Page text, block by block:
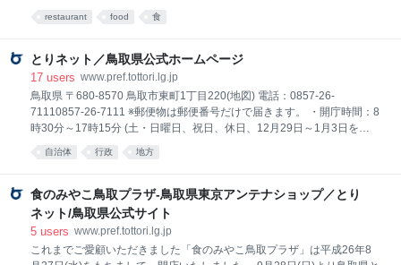
規則で定めるものの描写の
スされようとしたページは、変更、削除、掲示期間終了などの理由によ
り表示できませんでした。 お手数ですが、以下の方法によりご対応をお
いかご確認ください。 「ホームへもどる」からトップページを表示し、
検索ボックスから検索をお願いします。 リンクをクリックしてこのペー
ジに到達された場合は、リンクが切れていますので、リンク元のアドレ
ス（本エラーページのアドレスではなく、クリックされたアドレス）を
担当の所属までご連絡くださいますようお願いします。 なお、担当の所
restaurant food 食
とりネット／鳥取県公式ホームページ
17 users www.pref.tottori.lg.jp
鳥取県 〒680-8570 鳥取市東町1丁目220(地図) 電話：0857-26-
71110857-26-7111 ※郵便物は郵便番号だけで届きます。 ・開庁時間：8
時30分～17時15分 (土・日曜日、祝日、休日、12月29日～1月3日を除
く) ※一部、開庁時間が異なる組織、施設があります。 ・県政へのご意
見 ：担当の所属又は県民の声まで ・担当の所属への連絡：担当所属
を通じて手話で担当課へ電話ができます。（外部リンク） 利用方法：手
話リンクについてをご覧ください。 電話リレーサービスについて：電話
リレーサービスとはをご覧ください。 Copyright(C) 2006～ 鳥取県
7000020310000
自治体 行政 地方
食のみやこ鳥取プラザ-鳥取県東京アンテナショップ／とり
ネット/鳥取県公式サイト
5 users www.pref.tottori.lg.jp
これまでご愛顧いただきました「食のみやこ鳥取プラザ」は平成26年8